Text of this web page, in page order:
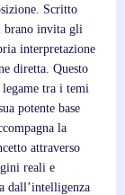
Scritto
brano invita gli
interpretazione
diretta. Questo
tra i temi
potente base
la
attraverso
reali e
dall’intelligenza